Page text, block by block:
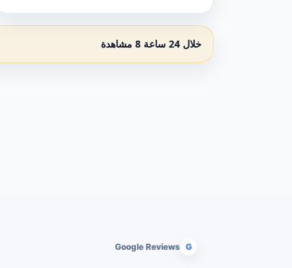
خلال 24 ساعة 8 مشاهدة
G
Google Reviews